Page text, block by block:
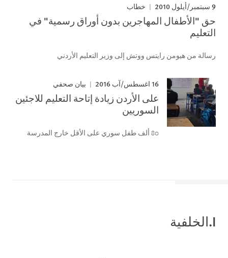
9 سبتمبر/أيلول 2010 خطاب
حق "الأطفال المهاجرين بدون أوراق رسمية" في
التعليم
رسالة من هيومن رايتس ووتش إلى وزير التعليم الأردني
16 اغسطس/آب 2016 بيان صحفي
على الأردن زيادة إتاحة التعليم للاجئين
السوريين
80 ألف طفل سوري على الأقل خارج المدرسة
I.الخلفية